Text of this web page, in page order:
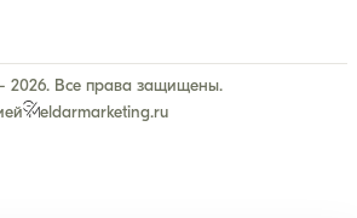
2026. Все права защищены.
eldarmarketing.ru